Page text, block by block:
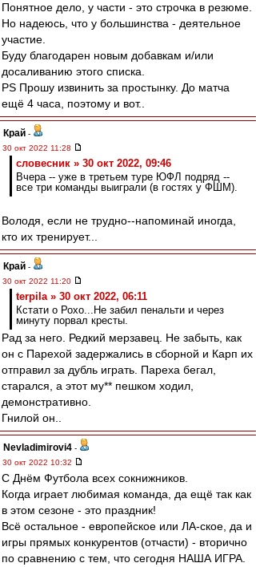
Понятное дело, у части - это строчка в резюме.
Но надеюсь, что у большинства - деятельное
участие.
Буду благодарен новым добавкам и/или
досаливанию этого списка.
PS Прошу извинить за простынку. До матча
ещё 4 часа, поэтому и вот..
Край -
30 окт 2022 11:28
словесник » 30 окт 2022, 09:46
Вчера -- уже в третьем туре ЮФЛ подряд --
все три команды выиграли (в гостях у ФШМ).
Володя, если не трудно--напоминай иногда,
кто их тренирует...
Край -
30 окт 2022 11:20
terpila » 30 окт 2022, 06:11
Кстати о Рохо...Не забил пенальти и через
минуту порвал кресты.
Рад за него. Редкий мерзавец. Не забыть, как
он с Парехой задержались в сборной и Карп их
отправил за дубль играть. Пареха бегал,
старался, а этот му** пешком ходил,
демонстративно.
Гнилой он..
Nevladimirovi4 -
30 окт 2022 10:32
С Днём Футбола всех сокнижников.
Когда играет любимая команда, да ещё так как
в этом сезоне - это праздник!
Всё остальное - европейское или ЛА-ское, да и
игры прямых конкурентов (отчасти) - вторично
по сравнению с тем, что сегодня НАША ИГРА.